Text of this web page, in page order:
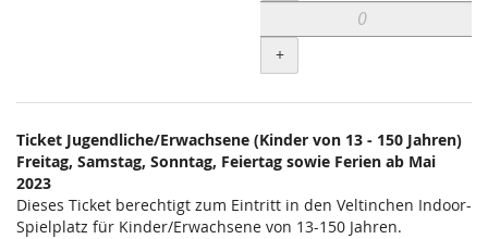
+
Ticket Jugendliche/Erwachsene (Kinder von 13 - 150 Jahren)
Freitag, Samstag, Sonntag, Feiertag sowie Ferien ab Mai
2023
Dieses Ticket berechtigt zum Eintritt in den Veltinchen Indoor-
Spielplatz für Kinder/Erwachsene von 13-150 Jahren.